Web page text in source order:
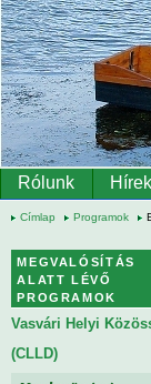
Ugrás a tartalomra
Rólunk
Címlap Programok
MEGVALÓSÍTÁS
ALATT LÉVŐ
PROGRAMOK
Vasvári Helyi
(CLLD)